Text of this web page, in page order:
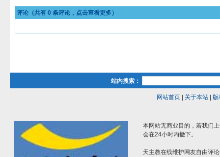
评论（共有 0 条评论，点击查看更多）
站内搜索：
网站首页| 关于本站| 版
本网站无商业目的，若我们
会在24小时内撤下。
天主教在线维护网友自由评